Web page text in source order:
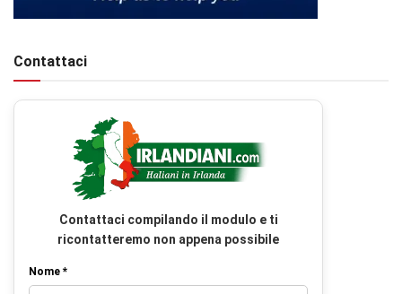
Contattaci
Contattaci compilando il modulo e ti
ricontatteremo non appena possibile
Nome *